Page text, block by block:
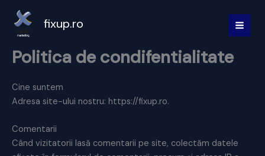
content
fixup.ro
Politica de condifentialitate
Cine suntem
Adresa site-ului nostru: https://fixup.ro.
Comentarii
Când vizitatorii lasă comentarii pe site, colectăm datele